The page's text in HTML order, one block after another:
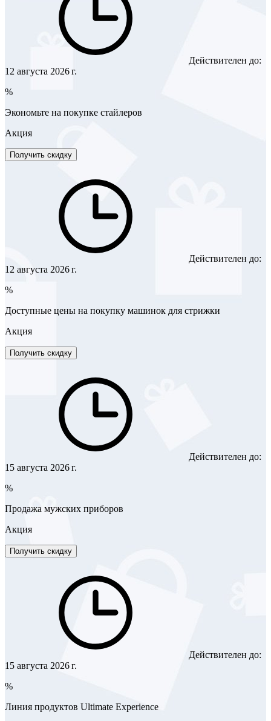
Действителен до:
12 августа 2026 г.
%
Экономьте на покупке стайлеров
Акция
Получить скидку
Действителен до:
12 августа 2026 г.
%
Доступные цены на покупку машинок для стрижки
Акция
Получить скидку
Действителен до:
15 августа 2026 г.
%
Продажа мужских приборов
Акция
Получить скидку
Действителен до:
15 августа 2026 г.
%
Линия продуктов Ultimate Experience